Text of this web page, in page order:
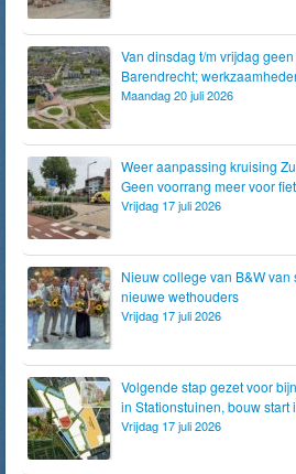
Van dinsdag t/m vrijdag
Barendrecht;
Maandag 20 juli 2026
Weer aanpassing kruising
Geen voorrang meer voor
Vrijdag 17 juli 2026
Nieuw college van B&W van
nieuwe wethouders
Vrijdag 17 juli 2026
Volgende stap gezet voor
in Stationstuinen, bouw start
Vrijdag 17 juli 2026